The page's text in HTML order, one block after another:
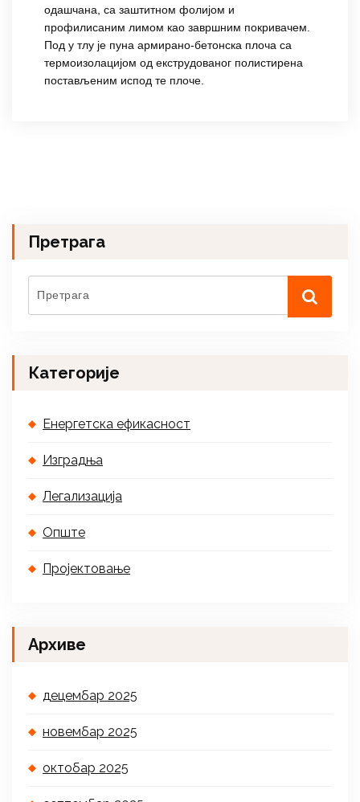
одашчана, са заштитном фолијом и
профилисаним лимом као завршним покривачем.
Под у тлу је пуна армирано-бетонска плоча са
термоизолацијом од екструдованог полистирена
постављеним испод те плоче.
Претрага
Категорије
Енергетска ефикасност
Изградња
Легализација
Опште
Пројектовање
Архиве
децембар 2025
новембар 2025
октобар 2025